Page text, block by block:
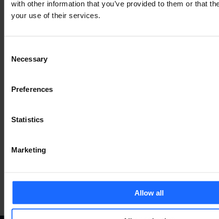
with other information that you’ve provided to them or that
your use of their services.
Selection
Necessary
Preferences
Statistics
Marketing
Allow all
VERWANDTES
ZUBEHÖR